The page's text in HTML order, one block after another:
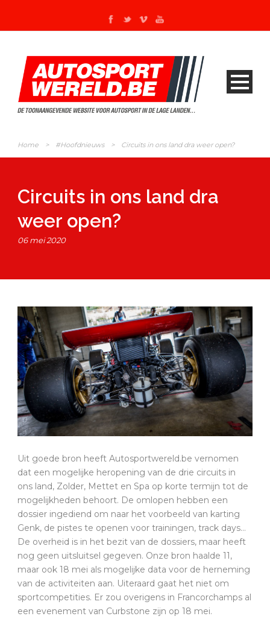
Home > #Hoofdnieuws > Circuits in ons land dra weer open?
Circuits in ons land dra
weer open?
06 mei 2020
Uit goede bron heeft Autosportwereld.be vernomen
dat een mogelijke heropening van de drie circuits in
ons land, Zolder, Mettet en Spa op korte termijn tot de
mogelijkheden behoort. De omlopen hebben een
dossier ingediend om naar het voorbeeld van karting
Genk, de pistes te openen voor trainingen, track days…
De overheid is in het bezit van de dossiers, maar heeft
nog geen uitsluitsel gegeven. Onze bron haalde 11,
maar ook 18 mei als mogelijke data voor de herneming
van de activiteiten aan. Uiteraard gaat het niet om
sportcompetities. Er zou overigens in Francorchamps al
een evenement van Curbstone zijn op 18 mei.